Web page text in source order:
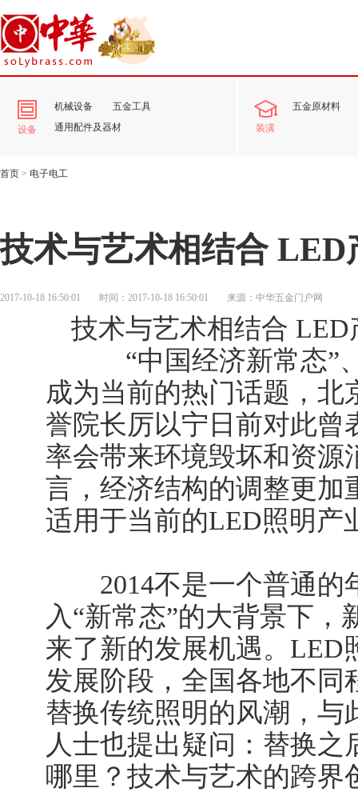
设备
机械设备
五金工具
通用配件及器材
装潢
五金原材料
首页 > 电子电工
技术与艺术相结合 LED
2017-10-18 16:50:01 时间：2017-10-18 16:50:01 来源：中华五金门户网
技术与艺术相结合 LED
“中国经济新常态”、
成为当前的热门话题，北
誉院长厉以宁日前对此曾
率会带来环境毁坏和资源
言，经济结构的调整更加
适用于当前的LED照明产
2014不是一个普通的
入“新常态”的大背景下
来了新的发展机遇。LED
发展阶段，全国各地不同
替换传统照明的风潮，与
人士也提出疑问：替换
哪里？技术与艺术的跨界